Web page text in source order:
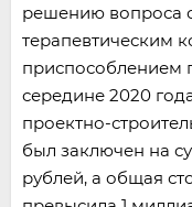
решению вопроса
терапевтическим
приспособлением
середине 2020
проектно-
был заключен на
рублей, а общая